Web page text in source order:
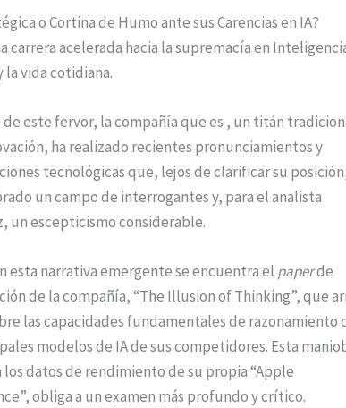
o Cortina de Humo ante sus Carencias en IA?
acelerada hacia la supremacía en
vida cotidiana.
de este fervor, la compañía que es , un titán
ha realizado recientes pronunciamientos y
tecnológicas que, lejos de clarificar su
un campo de interrogantes y, para el analista
un escepticismo considerable.
esta narrativa emergente se encuentra el paperde
de la compañía, “The Illusion of Thinking”, que
las capacidades fundamentales de razonamiento
modelos de IA de sus competidores. Esta
datos de rendimiento de su propia “Apple
obliga a un examen más profundo y crítico.